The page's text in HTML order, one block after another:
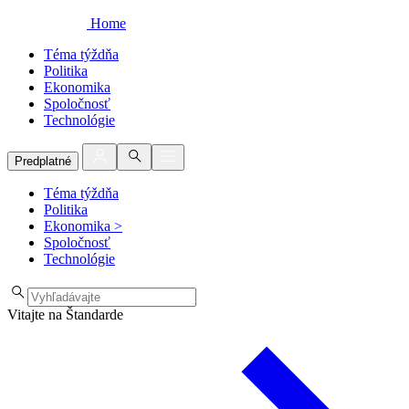
Home
Téma týždňa
Politika
Ekonomika
Spoločnosť
Technológie
Predplatné
Téma týždňa
Politika
Ekonomika >
Spoločnosť
Technológie
Vitajte na Štandarde